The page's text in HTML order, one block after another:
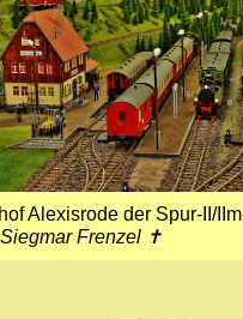
Alexisrode der Spur-II/
Frenzel ✝